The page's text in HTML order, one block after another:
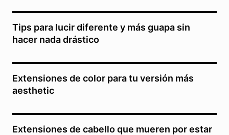
Tips para lucir diferente y más guapa sin
hacer nada drástico
Extensiones de color para tu versión más
aesthetic
Extensiones de cabello que mueren por estar